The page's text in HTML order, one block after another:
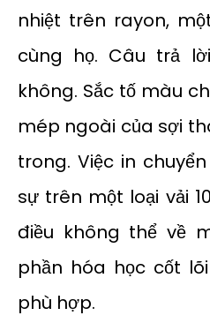
nhiệt trên rayon,
cùng họ. Câu trả
không. Sắc tố màu
mép ngoài của sợi
trong. Việc in
sự trên một loại vải
điều không thể về
phần hóa học cốt
phù hợp.